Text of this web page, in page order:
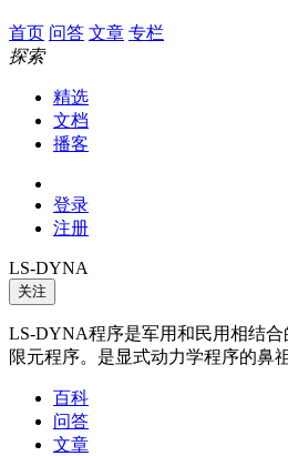
首页 问答 文章 专栏
探索
精选
文档
播客
登录
注册
LS-DYNA
关注
LS-DYNA程序是军用和民用相结
限元程序。是显式动力学程序的鼻
百科
问答
文章